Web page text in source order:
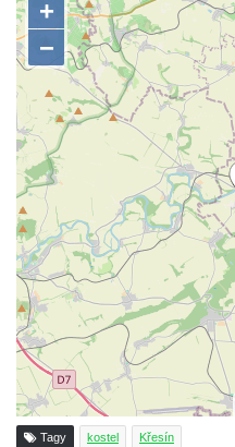
části Kozel
Kaple u kostela svatého
(Staršího) u Lahovic
Kostel svatého Jakuba
Lahovic
Kostel svatých Petra a
Kaple Panny Marie
nad Ploučnicí
Kostel Narození Panny
nad Ploučnicí
Hrobová kaple
Benešově nad Ploučnicí
Kostel svaté Anny v Tisé
Hrobka rodiny Rohn na
Tagy kostel Křesín